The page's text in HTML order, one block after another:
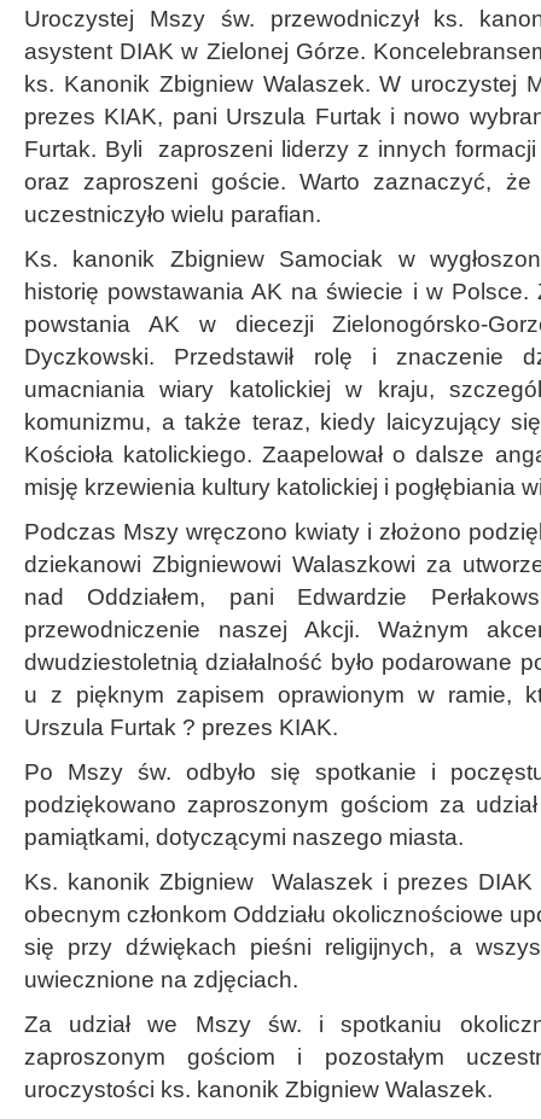
Uroczystej Mszy św. przewodniczył ks.
asystent DIAK w Zielonej Górze.
ks. Kanonik Zbigniew Walaszek. W uroczystej
prezes KIAK, pani Urszula Furtak i nowo
Furtak. Byli zaproszeni liderzy z innych formacji
oraz zaproszeni goście. Warto zaznaczyć,
uczestniczyło wielu parafian.
Ks. kanonik Zbigniew Samociak w
historię powstawania AK na świecie i w Polsce.
powstania AK w diecezji Zielonogórsko-
Dyczkowski. Przedstawił rolę i znaczenie
umacniania wiary katolickiej w kraju,
komunizmu, a także teraz, kiedy laicyzujący
Kościoła katolickiego. Zaapelował o dalsze
misję krzewienia kultury katolickiej i pogłębiania
Podczas Mszy wręczono kwiaty i złożono
dziekanowi Zbigniewowi Walaszkowi za
nad Oddziałem, pani Edwardzie
przewodniczenie naszej Akcji. Ważnym
dwudziestoletnią działalność było podarowane
u z pięknym zapisem oprawionym w ramie,
Urszula Furtak ? prezes KIAK.
Po Mszy św. odbyło się spotkanie i
podziękowano zaproszonym gościom za
pamiątkami, dotyczącymi naszego miasta.
Ks. kanonik Zbigniew Walaszek i prezes DIAK
obecnym członkom Oddziału okolicznościowe
się przy dźwiękach pieśni religijnych, a
uwiecznione na zdjęciach.
Za udział we Mszy św. i spotkaniu
zaproszonym gościom i pozostałym
uroczystości ks. kanonik Zbigniew Walaszek.